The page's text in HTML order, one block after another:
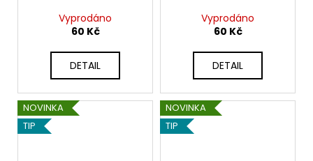
Vyprodáno
60 Kč
DETAIL
Vyprodáno
60 Kč
DETAIL
NOVINKA
TIP
NOVINKA
TIP